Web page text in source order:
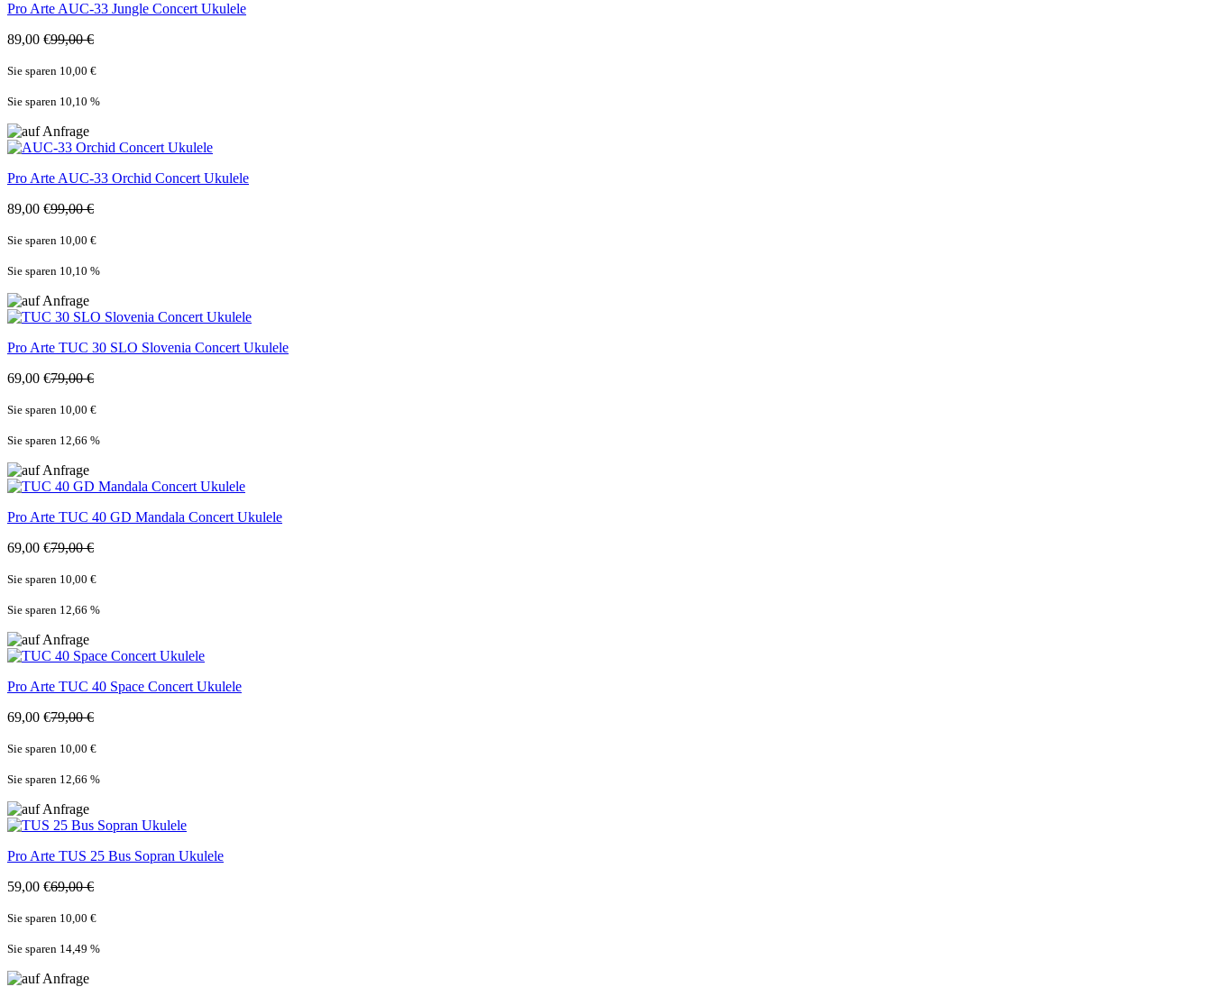
Pro Arte AUC-33 Jungle Concert Ukulele
89,00 €99,00 €
Sie sparen 10,00 €
Sie sparen 10,10 %
Pro Arte AUC-33 Orchid Concert Ukulele
89,00 €99,00 €
Sie sparen 10,00 €
Sie sparen 10,10 %
Pro Arte TUC 30 SLO Slovenia Concert Ukulele
69,00 €79,00 €
Sie sparen 10,00 €
Sie sparen 12,66 %
Pro Arte TUC 40 GD Mandala Concert Ukulele
69,00 €79,00 €
Sie sparen 10,00 €
Sie sparen 12,66 %
Pro Arte TUC 40 Space Concert Ukulele
69,00 €79,00 €
Sie sparen 10,00 €
Sie sparen 12,66 %
Pro Arte TUS 25 Bus Sopran Ukulele
59,00 €69,00 €
Sie sparen 10,00 €
Sie sparen 14,49 %